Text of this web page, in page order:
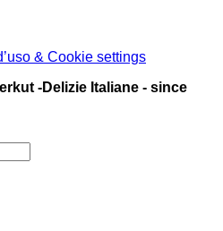
& Cookie settings
-Delizie Italiane - since